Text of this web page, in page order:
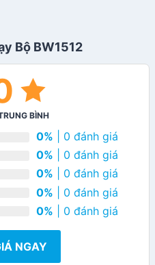
Bộ BW1512
BÌNH
0% | 0 đánh giá
0% | 0 đánh giá
0% | 0 đánh giá
0% | 0 đánh giá
0% | 0 đánh giá
NGAY